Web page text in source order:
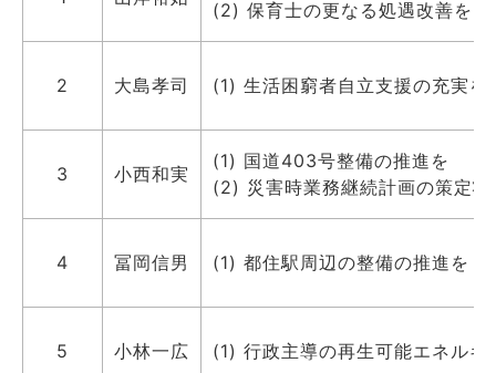
(2) 保育士の更なる処遇改善を
2 大島孝司 (1) 生活困窮者自立支援の充実を
3 小西和実
(1) 国道403号整備の推進を
(2) 災害時業務継続計画の策定状
4 冨岡信男 (1) 都住駅周辺の整備の推進を
5 小林一広 (1) 行政主導の再生可能エネルギ